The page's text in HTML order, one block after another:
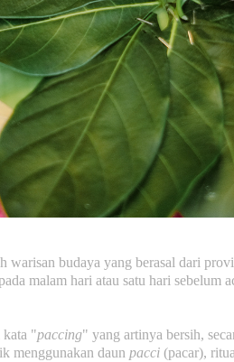
warisan budaya yang berasal dari
malam hari atau satu hari sebelum
kata "paccing" yang artinya bersih,
menggunakan daun pacci (pacar),